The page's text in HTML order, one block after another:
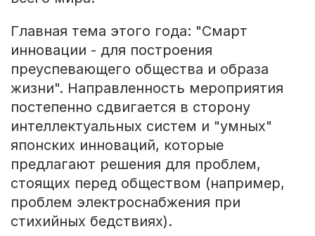
Главная тема этого года: "Смарт
инновации - для построения
преуспевающего общества и образа
жизни". Направленность мероприятия
постепенно сдвигается в сторону
интеллектуальных систем и "умных"
японских инноваций, которые
предлагают решения для проблем,
стоящих перед обществом (например,
проблем электроснабжения при
стихийных бедствиях).